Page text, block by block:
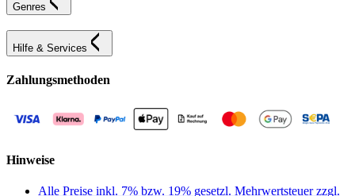
Genres
Hilfe & Services
Zahlungsmethoden
Hinweise
Alle Preise inkl. 7% bzw. 19% gesetzl. Mehrwertsteuer zzgl.